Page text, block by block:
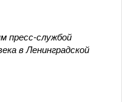
пресс-службой
в Ленинградской